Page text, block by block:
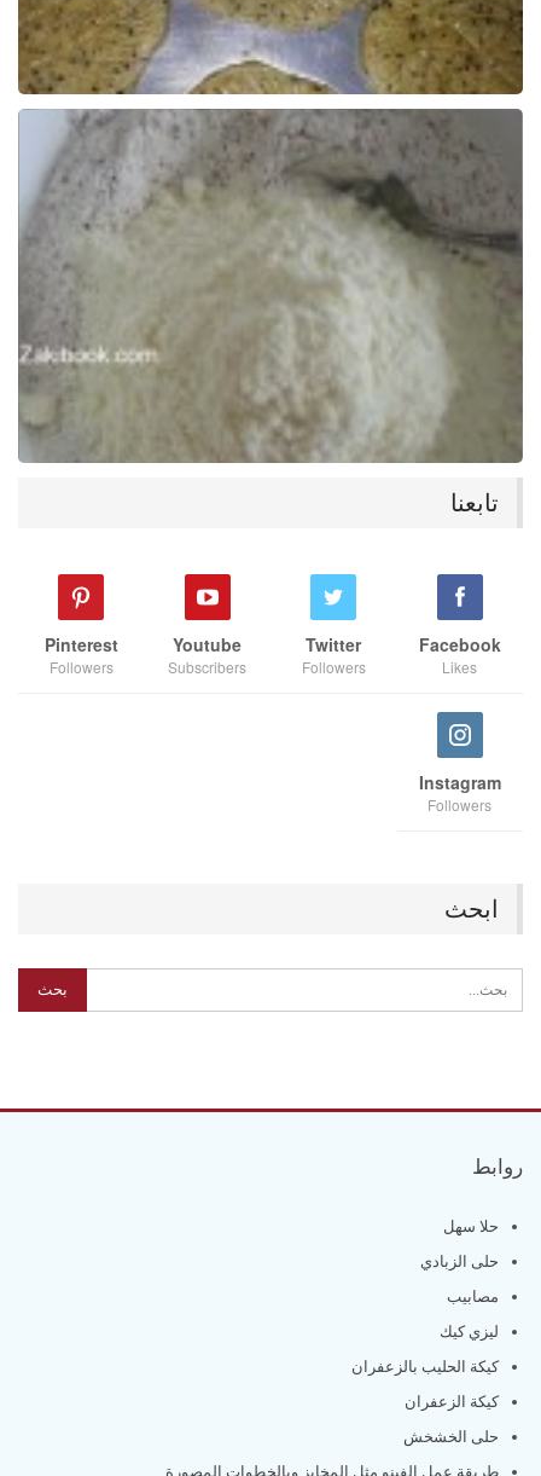
تابعنا
Facebook
Likes
Twitter
Followers
Youtube
Subscribers
Pinterest
Followers
Instagram
Followers
ابحث
روابط
حلا سهل
حلى الزبادي
مصابيب
ليزي كيك
كيكة الحليب بالزعفران
كيكة الزعفران
حلى الخشخش
طريقة عمل الفينو مثل المخابز وبالخطوات المصورة